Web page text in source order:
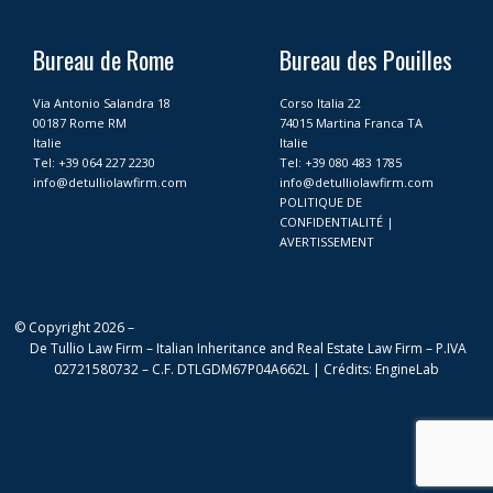
o
o
d b
e
Bureau de Rome
Via Antonio Salandra 18
00187 Rome RM
Italie
Tel: +39 064 227 2230
info@detulliolawfirm.com
Bureau des Pouilles
Corso Italia 22
74015 Martina Franca TA
Italie
Tel: +39 080 483 1785
info@detulliolawfirm.com
POLITIQUE DE
CONFIDENTIALITÉ |
AVERTISSEMENT
© Copyright 2026 –
De Tullio Law Firm – Italian Inheritance and Real Estate Law Firm – P.IVA
02721580732 – C.F. DTLGDM67P04A662L | Crédits: EngineLab